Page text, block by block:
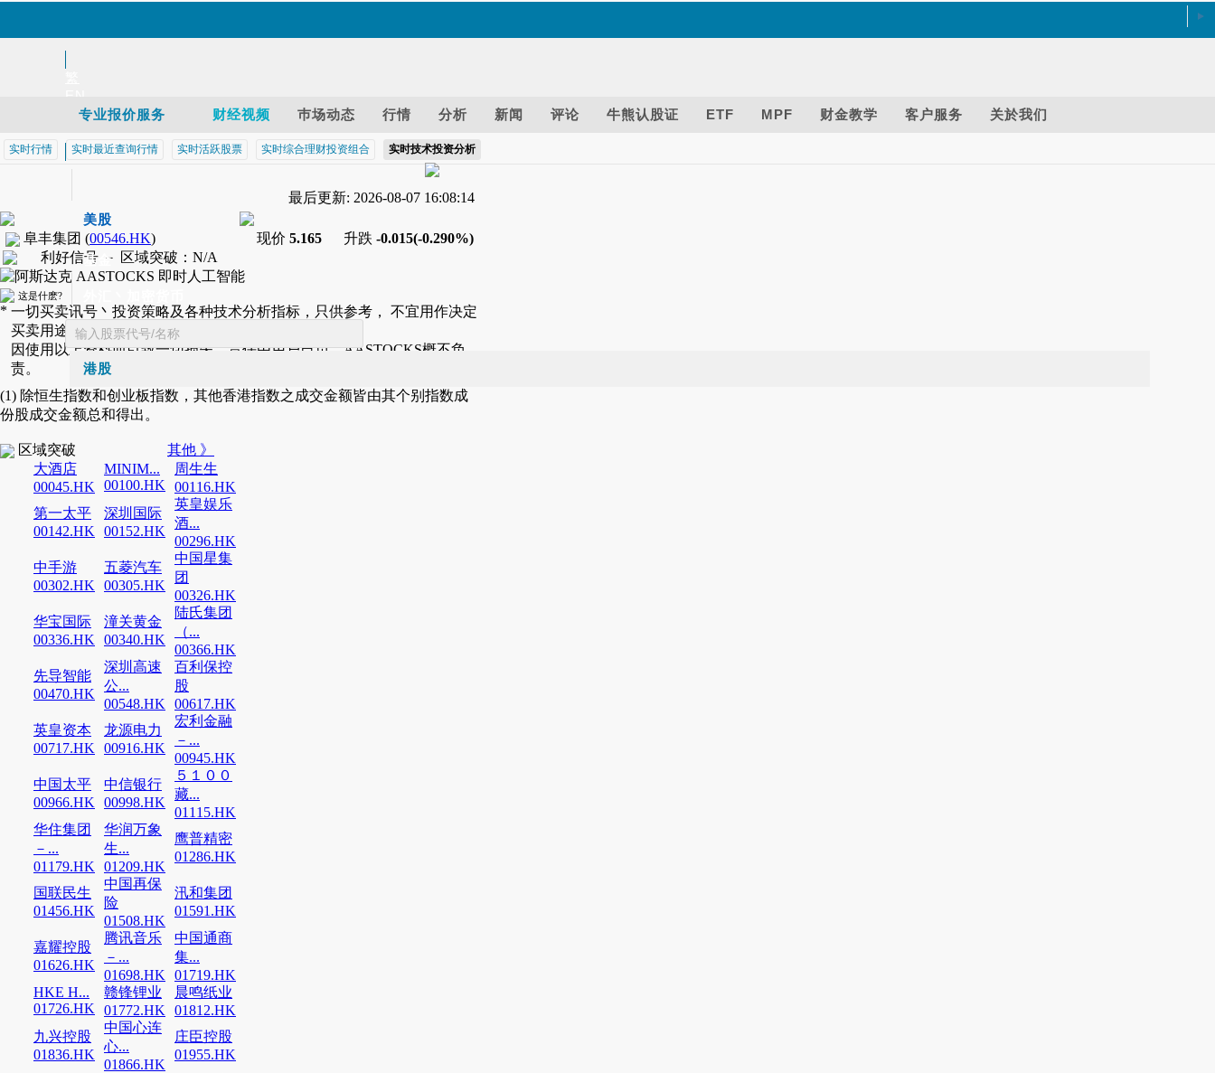
EN
美股
基金
沪丶深港通
港股
专业报价服务 财经视频 巿场动态 行情 分析 新闻 评论 牛熊认股证 ETF MPF 财金教学 客户服务 关於我们
实时行情 实时最近查询行情 实时活跃股票 实时综合理财投资组合 实时技术投资分析
最后更新: 2026-08-07 16:08:14
阜丰集团 (00546.HK) 现价 5.165 升跌 -0.015(-0.290%)
利好信号 － 区域突破 ： N/A
这是什麽?
* 一切买卖讯号丶投资策略及各种技术分析指标，只供参考， 不宜用作决定
买卖用途。
因使用以上资料而引致一切损失，责任由用户自负，AASTOCKS概不负
责。
(1) 除恒生指数和创业板指数，其他香港指数之成交金额皆由其个别指数成
份股成交金额总和得出。
区域突破
其他 》
大酒店
00045.HK
MINIM...
00100.HK
周生生
00116.HK
第一太平
00142.HK
深圳国际
00152.HK
英皇娱乐
酒...
00296.HK
中手游
00302.HK
五菱汽车
00305.HK
中国星集
团
00326.HK
华宝国际
00336.HK
潼关黄金
00340.HK
陆氏集团
（...
00366.HK
先导智能
00470.HK
深圳高速
公...
00548.HK
百利保控
股
00617.HK
英皇资本
00717.HK
龙源电力
00916.HK
宏利金融
－...
00945.HK
中国太平
00966.HK
中信银行
00998.HK
５１００
藏...
01115.HK
华住集团
－...
01179.HK
华润万象
生...
01209.HK
鹰普精密
01286.HK
国联民生
01456.HK
中国再保
险
01508.HK
汛和集团
01591.HK
嘉耀控股
01626.HK
腾讯音乐
－...
01698.HK
中国通商
集...
01719.HK
HKE H...
01726.HK
赣锋锂业
01772.HK
晨鸣纸业
01812.HK
九兴控股
01836.HK
中国心连
心...
01866.HK
庄臣控股
01955.HK